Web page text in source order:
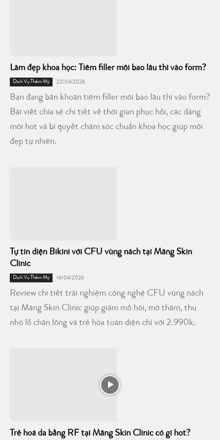
Làm đẹp khoa học: Tiêm filler môi bao lâu thì vào form?
Dịch Vụ Thẩm Mỹ 22/04/2026
Bạn đang băn khoăn tiêm filler môi bao lâu thì vào form?
Bài viết chia sẻ chi tiết về thời gian phục hồi, các dáng
môi hot và bí quyết chăm sóc chuẩn khoa học giúp môi
đẹp tự nhiên.
Tự tin diện Bikini với CFU vùng nách tại Măng Skin
Clinic
Dịch Vụ Thẩm Mỹ 16/04/2026
Review chi tiết trải nghiệm công nghệ CFU vùng nách
tại Măng Skin Clinic giúp giảm mồ hôi, mờ thâm, thu
nhỏ lỗ chân lông và trẻ hóa toàn diện chỉ với 2.990k.
Trẻ hoá da bằng RF tại Măng Skin Clinic có gì hot?